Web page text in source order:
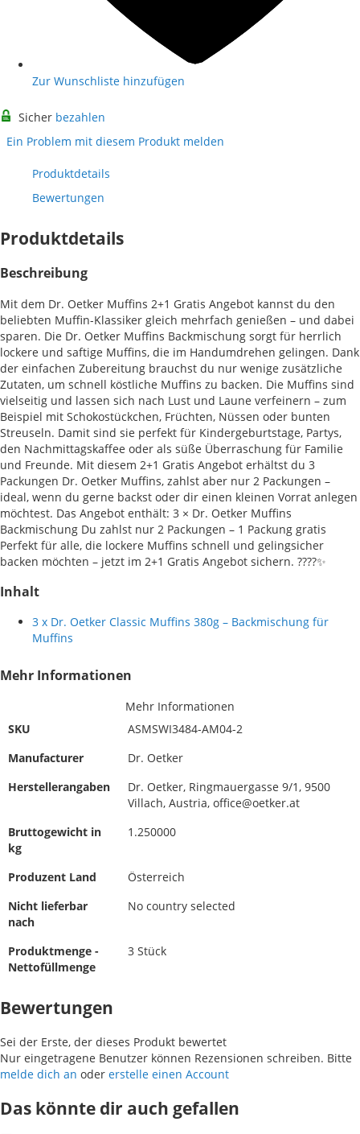
Zur Wunschliste hinzufügen
Sicher bezahlen
Ein Problem mit diesem Produkt melden
Produktdetails
Bewertungen
Produktdetails
Beschreibung
Mit dem Dr. Oetker Muffins 2+1 Gratis Angebot kannst du den
beliebten Muffin-Klassiker gleich mehrfach genießen – und dabei
sparen. Die Dr. Oetker Muffins Backmischung sorgt für herrlich
lockere und saftige Muffins, die im Handumdrehen gelingen. Dank
der einfachen Zubereitung brauchst du nur wenige zusätzliche
Zutaten, um schnell köstliche Muffins zu backen. Die Muffins sind
vielseitig und lassen sich nach Lust und Laune verfeinern – zum
Beispiel mit Schokostückchen, Früchten, Nüssen oder bunten
Streuseln. Damit sind sie perfekt für Kindergeburtstage, Partys,
den Nachmittagskaffee oder als süße Überraschung für Familie
und Freunde. Mit diesem 2+1 Gratis Angebot erhältst du 3
Packungen Dr. Oetker Muffins, zahlst aber nur 2 Packungen –
ideal, wenn du gerne backst oder dir einen kleinen Vorrat anlegen
möchtest. Das Angebot enthält: 3 × Dr. Oetker Muffins
Backmischung Du zahlst nur 2 Packungen – 1 Packung gratis
Perfekt für alle, die lockere Muffins schnell und gelingsicher
backen möchten – jetzt im 2+1 Gratis Angebot sichern. ????✨
Inhalt
3 x Dr. Oetker Classic Muffins 380g – Backmischung für
Muffins
Mehr Informationen
Mehr Informationen
SKU
ASMSWI3484-AM04-2
Manufacturer
Dr. Oetker
Herstellerangaben
Dr. Oetker, Ringmauergasse 9/1, 9500
Villach, Austria, office@oetker.at
Bruttogewicht in
kg
1.250000
Produzent Land
Österreich
Nicht lieferbar
nach
No country selected
Produktmenge -
Nettofüllmenge
3 Stück
Bewertungen
Sei der Erste, der dieses Produkt bewertet
Nur eingetragene Benutzer können Rezensionen schreiben. Bitte
melde dich an oder erstelle einen Account
Das könnte dir auch gefallen